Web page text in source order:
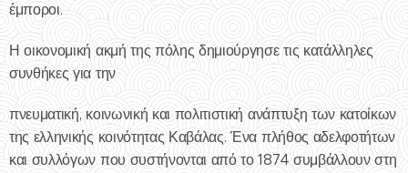
έμποροι.
Η οικονομική ακμή της πόλης δημιούργησε τις κατάλληλες
συνθήκες για την
πνευματική, κοινωνική και πολιτιστική ανάπτυξη των κατοίκων
της ελληνικής κοινότητας Καβάλας. Ένα πλήθος αδελφοτήτων
και συλλόγων που συστήνονται από το 1874 συμβάλλουν στη